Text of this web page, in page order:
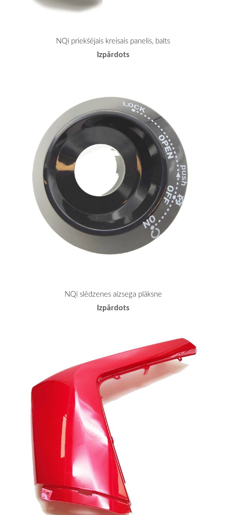
NQi priekšējais kreisais panelis, balts
Izpārdots
NQi slēdzenes aizsega plāksne
Izpārdots